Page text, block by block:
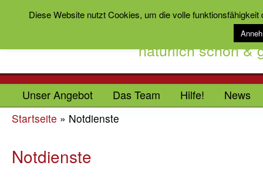
natürlich schön &
Unser Angebot Das Team Hilfe! News
Startseite » Notdienste
Notdienste
Diese Website nutzt Cookies, um die volle